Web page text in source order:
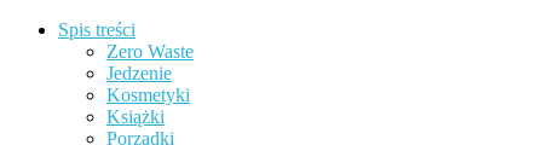
Spis treści
Zero Waste
Jedzenie
Kosmetyki
Książki
Porządki